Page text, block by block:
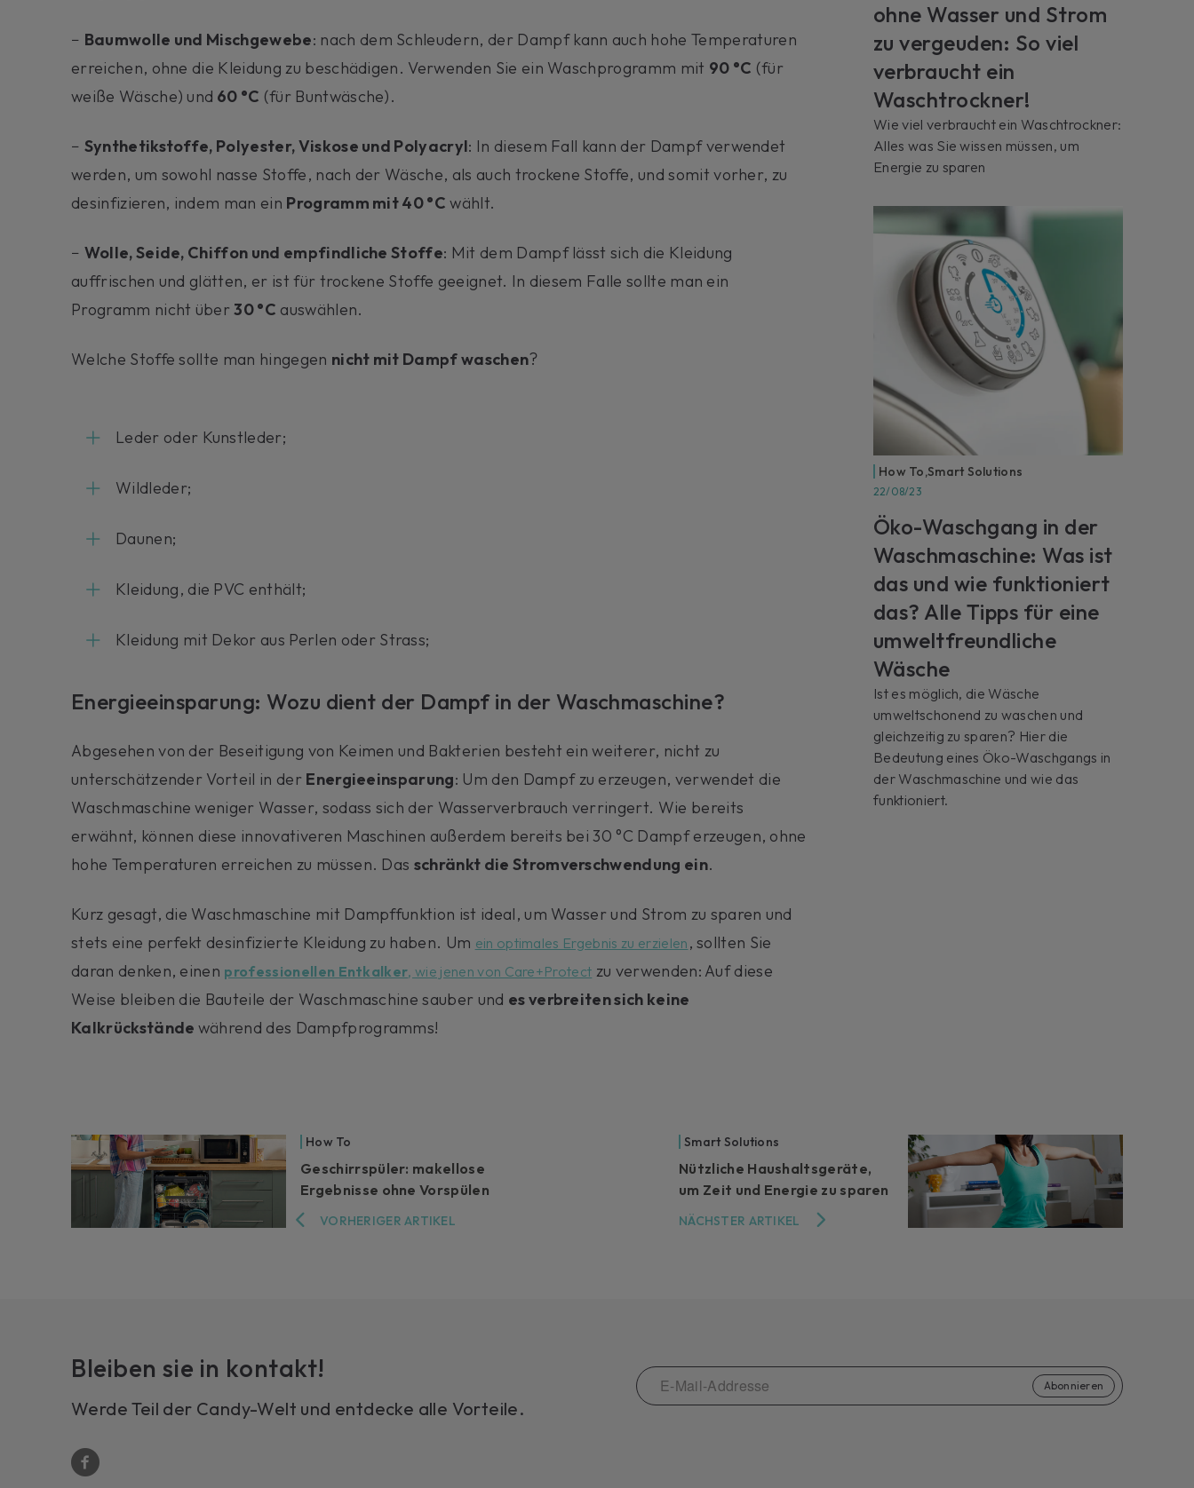
− Baumwolle und Mischgewebe: nach dem Schleudern, der Dampf kann auch hohe Temperaturen
erreichen, ohne die Kleidung zu beschädigen. Verwenden Sie ein Waschprogramm mit 90 °C (für
weiße Wäsche) und 60 °C (für Buntwäsche).
− Synthetikstoffe, Polyester, Viskose und Polyacryl: In diesem Fall kann der Dampf verwendet
werden, um sowohl nasse Stoffe, nach der Wäsche, als auch trockene Stoffe, und somit vorher, zu
desinfizieren, indem man ein Programm mit 40 °C wählt.
− Wolle, Seide, Chiffon und empfindliche Stoffe: Mit dem Dampf lässt sich die Kleidung
auffrischen und glätten, er ist für trockene Stoffe geeignet. In diesem Falle sollte man ein
Programm nicht über30 °C auswählen.
Welche Stoffe sollte man hingegen nicht mit Dampf waschen?
Leder oder Kunstleder;
Wildleder;
Daunen;
Kleidung, die PVC enthält;
Kleidung mit Dekor aus Perlen oder Strass;
Energieeinsparung: Wozu dient der Dampf in der Waschmaschine?
Abgesehen von der Beseitigung von Keimen und Bakterien besteht ein weiterer, nicht zu
unterschätzender Vorteil in der Energieeinsparung: Um den Dampf zu erzeugen, verwendet die
Waschmaschine weniger Wasser, sodass sich der Wasserverbrauch verringert. Wie bereits
erwähnt, können diese innovativeren Maschinen außerdem bereits bei 30 °C Dampf erzeugen, ohne
hohe Temperaturen erreichen zu müssen. Das schränkt die Stromverschwendung ein.
Kurz gesagt, die Waschmaschine mit Dampffunktion ist ideal, um Wasser und Strom zu sparen und
stets eine perfekt desinfizierte Kleidung zu haben. Um ein optimales Ergebnis zu erzielen , sollten Sie
daran denken, einen professionellen Entkalker, wie jenen von Care+Protect zu verwenden: Auf diese
Weise bleiben die Bauteile der Waschmaschine sauber und es verbreiten sich keine
Kalkrückstände während des Dampfprogramms!
ohne Wasser und Strom
zu vergeuden: So viel
verbraucht ein
Waschtrockner!
Wie viel verbraucht ein Waschtrockner:
Alles was Sie wissen müssen, um
Energie zu sparen
How To,Smart Solutions
22/08/23
Öko-Waschgang in der
Waschmaschine: Was ist
das und wie funktioniert
das? Alle Tipps für eine
umweltfreundliche
Wäsche
Ist es möglich, die Wäsche
umweltschonend zu waschen und
gleichzeitig zu sparen? Hier die
Bedeutung eines Öko-Waschgangs in
der Waschmaschine und wie das
funktioniert.
How To
Geschirrspüler: makellose
Ergebnisse ohne Vorspülen
VORHERIGER ARTIKEL
Smart Solutions
Nützliche Haushaltsgeräte,
um Zeit und Energie zu sparen
NÄCHSTER ARTIKEL
Bleiben sie in kontakt!
Werde Teil der Candy-Welt und entdecke alle Vorteile.
Abonnieren